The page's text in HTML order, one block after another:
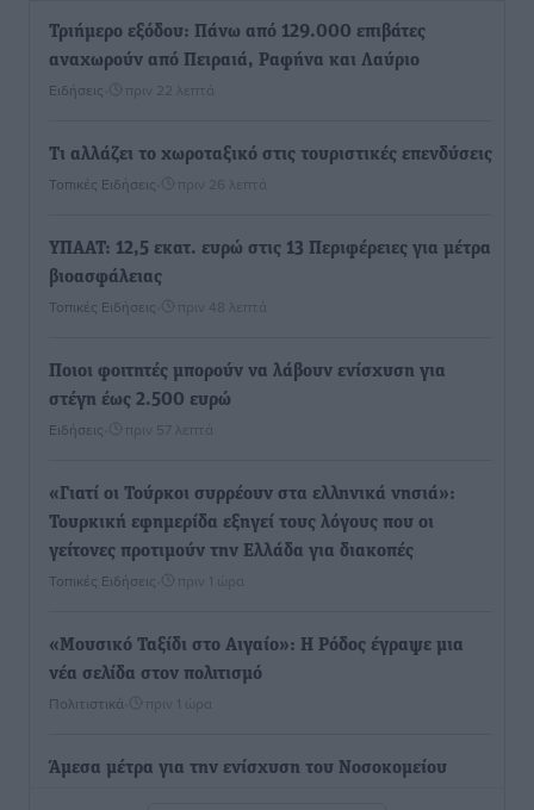
Τριήμερο εξόδου: Πάνω από 129.000 επιβάτες
αναχωρούν από Πειραιά, Ραφήνα και Λαύριο
Ειδήσεις πριν 22 λεπτά
Τι αλλάζει το χωροταξικό στις τουριστικές επενδύσεις
Τοπικές Ειδήσεις πριν 26 λεπτά
ΥΠΑΑΤ: 12,5 εκατ. ευρώ στις 13 Περιφέρειες για μέτρα
βιοασφάλειας
Τοπικές Ειδήσεις πριν 48 λεπτά
Ποιοι φοιτητές μπορούν να λάβουν ενίσχυση για
στέγη έως 2.500 ευρώ
Ειδήσεις πριν 57 λεπτά
«Γιατί οι Τούρκοι συρρέουν στα ελληνικά νησιά»:
Τουρκική εφημερίδα εξηγεί τους λόγους που οι
γείτονες προτιμούν την Ελλάδα για διακοπές
Τοπικές Ειδήσεις πριν 1 ώρα
«Μουσικό Ταξίδι στο Αιγαίο»: Η Ρόδος έγραψε μια
νέα σελίδα στον πολιτισμό
Πολιτιστικά πριν 1 ώρα
Άμεσα μέτρα για την ενίσχυση του Νοσοκομείου